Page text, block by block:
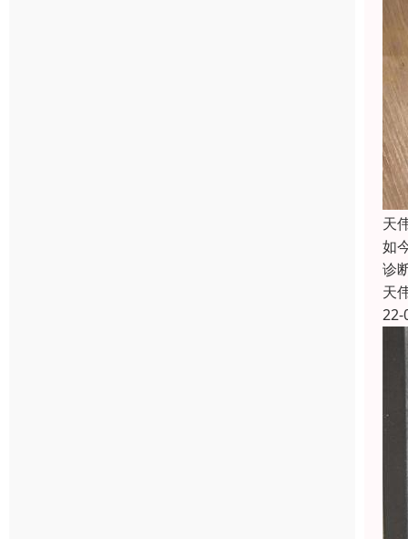
天
如
诊
天
22-